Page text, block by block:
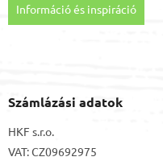
Információ és inspiráció
Számlázási adatok
HKF s.r.o.
VAT: CZ09692975